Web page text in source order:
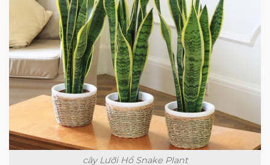
cây Lưỡi Hổ Snake Plant